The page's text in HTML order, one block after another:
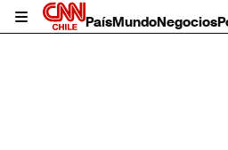
PaísMundoNegocios